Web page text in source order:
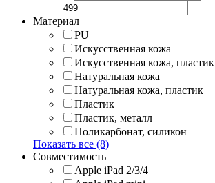
Материал
PU
Искусственная кожа
Искусственная кожа, пластик
Натуральная кожа
Натуральная кожа, пластик
Пластик
Пластик, металл
Поликарбонат, силикон
Показать все (8)
Совместимость
Apple iPad 2/3/4